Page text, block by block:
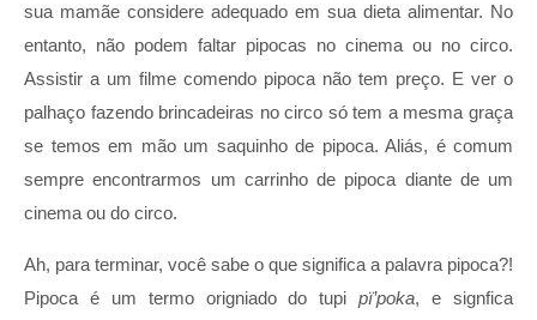
sua mamãe considere adequado em sua dieta alimentar. No
entanto, não podem faltar pipocas no cinema ou no circo.
Assistir a um filme comendo pipoca não tem preço. E ver o
palhaço fazendo brincadeiras no circo só tem a mesma graça
se temos em mão um saquinho de pipoca. Aliás, é comum
sempre encontrarmos um carrinho de pipoca diante de um
cinema ou do circo.
Ah, para terminar, você sabe o que significa a palavra pipoca?!
Pipoca é um termo origniado do tupipï’poka, e signfica